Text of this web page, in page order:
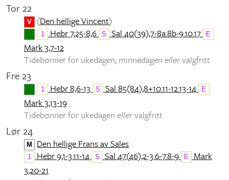
Tor 22
V (Den hellige Vincent)
1 Hebr 7,25-8,6 S Sal 40(39),7-8a.8b-9.10.17 E
Mark 3,7-12
Tidebønner for ukedagen, minnedagen ellervalgfritt
Fre 23
1 Hebr 8,6-13 S Sal 85(84),8+10.11-12.13-14 E
Mark 3,13-19
Tidebønner for ukedagen ellervalgfritt
Lør 24
M Den hellige Frans av Sales
1 Hebr 9,1-3.11-14 S Sal 47(46),2-3.6-7.8-9 E
Mark
3,20-21